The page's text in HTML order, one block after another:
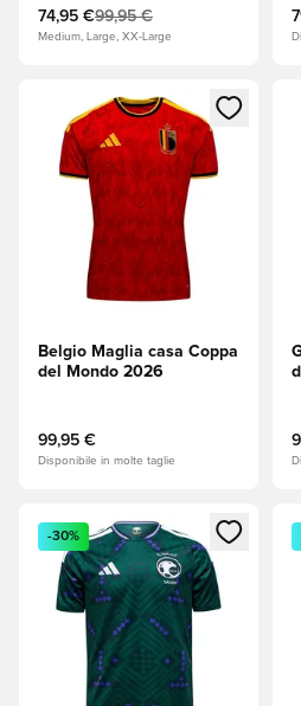
74,95 €99,95 €
Medium, Large, XX-Large
Apre una finestra modale per
Belgio Maglia casa Coppa
del Mondo 2026
99,95 €
Disponibile in molte taglie
Apre una finestra modale per
-30%